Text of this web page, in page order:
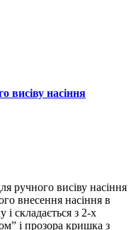
висіву насіння
ручного висіву насіння
внесення насіння в
і складається з 2-х
і прозора кришка з